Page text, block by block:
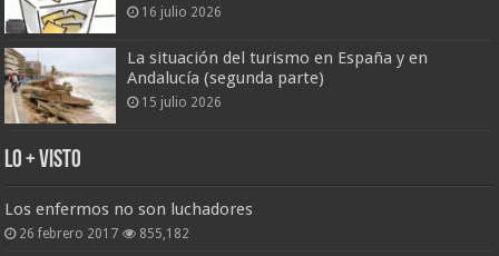
16 julio 2026
La situación del turismo en España y en
Andalucía (segunda parte)
15 julio 2026
Lo + Visto
Los enfermos no son luchadores
26 febrero 2017 855,182